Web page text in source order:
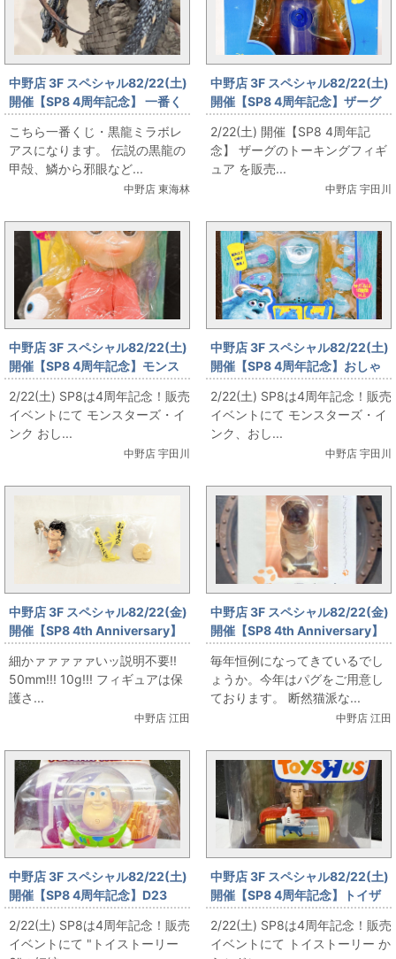
中野店 3F スペシャル82/22(土)
開催【SP8 4周年記念】 一番く
じ・黒龍ミラボレアスフィギュ
アを販売します！
こちら一番くじ・黒龍ミラボレ
アスになります。 伝説の黒龍の
甲殻、鱗から邪眼など...
中野店 東海林
中野店 3F スペシャル82/22(土)
開催【SP8 4周年記念】ザーグ
のトーキングフィギュア を販売
します！
2/22(土) 開催【SP8 4周年記
念】 ザーグのトーキングフィギ
ュア を販売...
中野店 宇田川
中野店 3F スペシャル82/22(土)
開催【SP8 4周年記念】モンス
ターズ・インク おしゃべりブー
ドール を販売します！
2/22(土) SP8は4周年記念！販売
イベントにて モンスターズ・イ
ンク おし...
中野店 宇田川
中野店 3F スペシャル82/22(土)
開催【SP8 4周年記念】おしゃ
べりモンスターキット サリー を
販売します！
2/22(土) SP8は4周年記念！販売
イベントにて モンスターズ・イ
ンク、おし...
中野店 宇田川
中野店 3F スペシャル82/22(金)
開催【SP8 4th Anniversary】
ユニオンクリエイティブ グラッ
プラー刃牙 地上最強!ディフォル
メフィギュア 各種
細かァァァァァいッ説明不要!!
50mm!!! 10g!!! フィギュアは保
護さ...
中野店 江田
中野店 3F スペシャル82/22(金)
開催【SP8 4th Anniversary】
YUJIN 朝隈俊男コレクション 犬
の留守番他
毎年恒例になってきているでし
ょうか。今年はパグをご用意し
ております。 断然猫派な...
中野店 江田
中野店 3F スペシャル82/22(土)
開催【SP8 4周年記念】D23
EXPO限定 ニセものバズ を販売
します！
2/22(土) SP8は4周年記念！販売
イベントにて "トイストーリー
中野店 3F スペシャル82/22(土)
開催【SP8 4周年記念】トイザ
らス限定! トイストーリー ジン
グル・ジョー を販売します！
2/22(土) SP8は4周年記念！販売
イベントにて トイストーリー か